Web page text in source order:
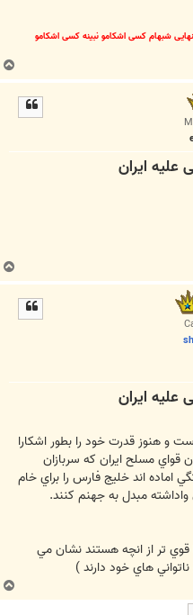
شبهام کسی اشکامو نبینه کسی اشکامو
ب
ا
ب
ا
و هنوز قدرت خود را بطور اشكارا
مسلح ايران كه سربازان
اماده اند خليج فارس را براي خام
واداشته مبدل به جهنم كنند.
تر از انچه هستند نشان مي
هاي خود دارند )
ب
ا